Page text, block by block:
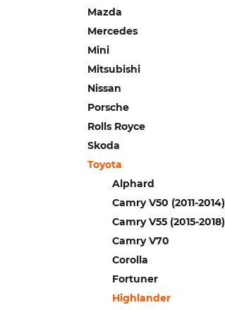
Mazda
Mercedes
Mini
Mitsubishi
Nissan
Porsche
Rolls Royce
Skoda
Toyota
Alphard
Camry V50 (2011-2014)
Camry V55 (2015-2018)
Camry V70
Corolla
Fortuner
Highlander